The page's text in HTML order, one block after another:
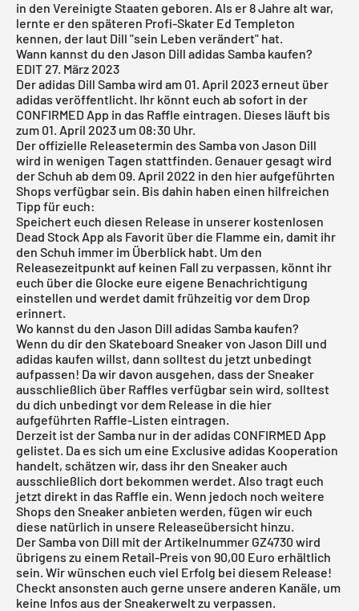
in den Vereinigte Staaten geboren. Als er 8 Jahre alt war,
lernte er den späteren Profi-Skater Ed Templeton
kennen, der laut Dill "sein Leben verändert" hat.
Wann kannst du den Jason Dill adidas Samba kaufen?
EDIT 27. März 2023
Deradidas Dill Samba wird am 01. April 2023 erneut über
adidas veröffentlicht. Ihr könnt euch ab sofort in der
CONFIRMED App in das Raffle eintragen. Dieses läuft bis
zum 01. April 2023 um 08:30 Uhr.
Der offizielle Releasetermin des Samba von Jason Dill
wird in wenigen Tagen stattfinden. Genauer gesagt wird
der Schuh ab dem 09. April 2022 in den hier aufgeführten
Shops verfügbar sein. Bis dahin haben einen hilfreichen
Tipp für euch:
Speichert euch diesen Release in unserer kostenlosen
Dead Stock App als Favorit über die Flamme ein, damit ihr
den Schuh immer im Überblick habt. Um den
Releasezeitpunkt auf keinen Fall zu verpassen, könnt ihr
euch über die Glocke eure eigene Benachrichtigung
einstellen und werdet damit frühzeitig vor dem Drop
erinnert.
Wo kannst du den Jason Dill adidas Samba kaufen?
Wenn du dir den Skateboard Sneaker von Jason Dill und
adidas kaufen willst, dann solltest du jetzt unbedingt
aufpassen! Da wir davon ausgehen, dass der Sneaker
ausschließlich über Raffles verfügbar sein wird, solltest
du dich unbedingt vor dem Release in die hier
aufgeführten Raffle-Listen eintragen.
Derzeit ist der Samba nur in deradidas CONFIRMED App
gelistet. Da es sich um eine Exclusive adidas Kooperation
handelt, schätzen wir, dass ihr den Sneaker auch
ausschließlich dort bekommen werdet. Also tragt euch
jetzt direkt in das Raffle ein. Wenn jedoch noch weitere
Shops den Sneaker anbieten werden, fügen wir euch
diese natürlich in unsere Releaseübersicht hinzu.
Der Samba von Dill mit der Artikelnummer GZ4730 wird
übrigens zu einem Retail-Preis von 90,00 Euro erhältlich
sein. Wir wünschen euch viel Erfolg bei diesem Release!
Checkt ansonsten auch gerne unsere anderen Kanäle, um
keine Infos aus der Sneakerwelt zu verpassen.